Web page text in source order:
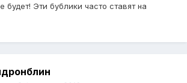
будет! Эти бублики часто ставят на